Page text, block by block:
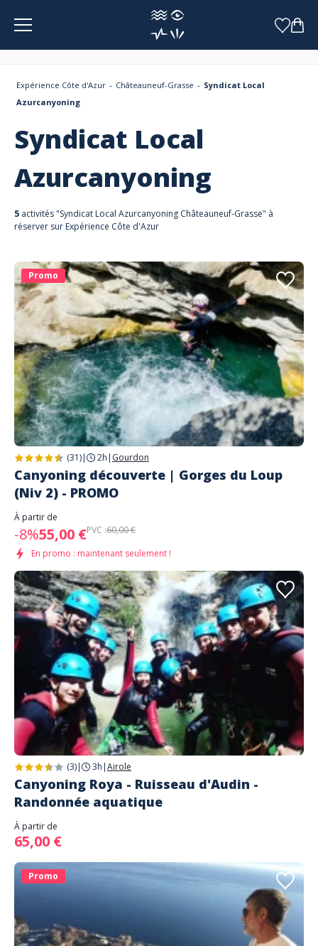
Panneau de gestion des cookies
Expérience Côte d'Azur Châteauneuf-Grasse
Syndicat Local
Azurcanyoning
Syndicat Local
Azurcanyoning
5 activités "Syndicat Local Azurcanyoning Châteauneuf-Grasse" à
réserver sur Expérience Côte d'Azur
Promo
(31)| 2h | Gourdon
Canyoning découverte | Gorges du Loup
(Niv 2) - PROMO
À partir de
-8%55,00 €PVC :60,00 €
En promo : maintenant seulement !
(3)| 3h |Airole
Canyoning Roya - Ruisseau d'Audin -
Randonnée aquatique
À partir de
65,00 €
Promo